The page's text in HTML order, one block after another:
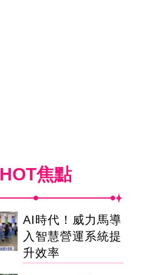
HOT焦點
AI時代！威力馬導
入智慧營運系統提
升效率